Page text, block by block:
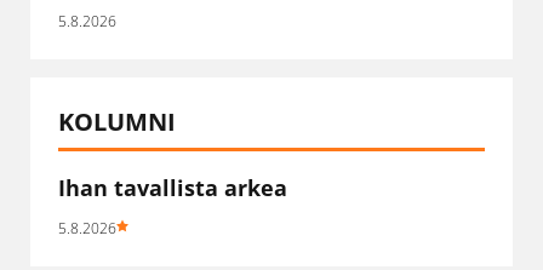
5.8.2026
KOLUMNI
Ihan tavallista arkea
5.8.2026